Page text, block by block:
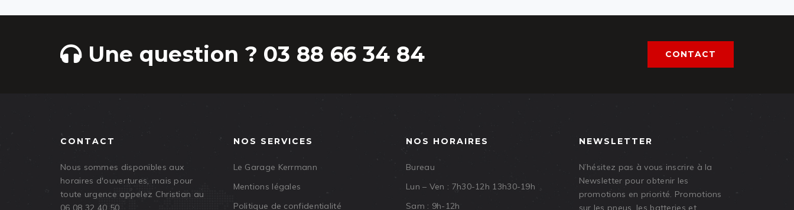
Une question ? 03 88 66 34 84 CONTACT
CONTACT
Nous sommes disponibles aux
horaires d'ouvertures, mais pour
toute urgence appelez Christian au
06 08 32 40 50
NOS SERVICES
Le Garage Kerrmann
Mentions légales
Politique de confidentialité
NOS HORAIRES
Bureau
Lun – Ven : 7h30-12h 13h30-19h
Sam : 9h-12h
NEWSLETTER
N’hésitez pas à vous inscrire à la
Newsletter pour obtenir les
promotions en priorité. Promotions
sur les pneus, les batteries et